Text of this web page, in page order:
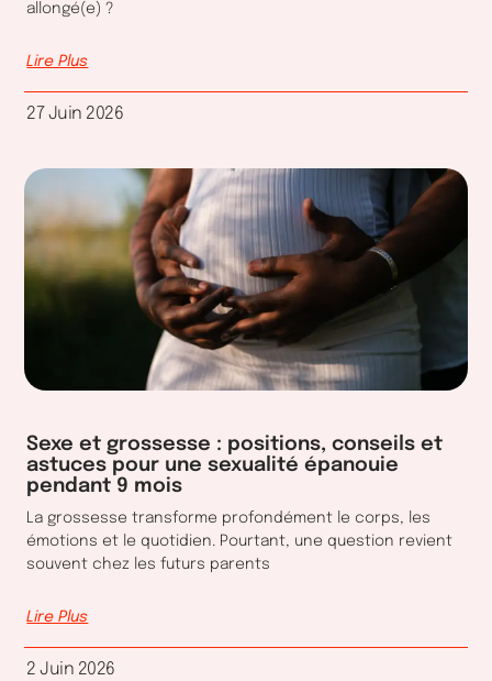
allongé(e) ?
Lire Plus
27 Juin 2026
Sexe et grossesse : positions, conseils et
astuces pour une sexualité épanouie
pendant 9 mois
La grossesse transforme profondément le corps, les
émotions et le quotidien. Pourtant, une question revient
souvent chez les futurs parents
Lire Plus
2 Juin 2026